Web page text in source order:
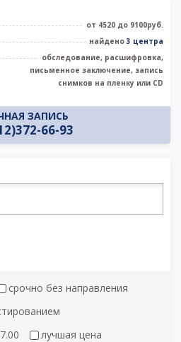
от 4520 до 9100руб.
найдено 3 центра
обследование, расшифровка,
письменное заключение, запись
снимков на пленку или CD
ЗАПИСЬ
66-93
срочно без направления
лучшая цена